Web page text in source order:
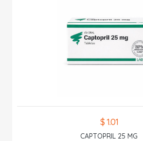
$ 1.01
CAPTOPRIL 25 MG